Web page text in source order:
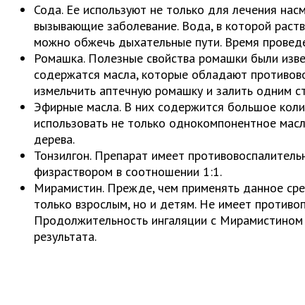
Сода. Ее используют не только для лечения
вызывающие заболевание. Вода, в которой
можно обжечь дыхательные пути. Время
Ромашка. Полезные свойства ромашки были
содержатся масла, которые обладают
измельчить аптечную ромашку и залить одним
Эфирные масла. В них содержится большое
использовать не только однокомпонентное
дерева.
Тонзилгон. Препарат имеет
физраствором в соотношении 1:1.
Мирамистин. Прежде, чем применять данное
только взрослым, но и детям. Не имеет
Продолжительность ингаляции с
результата.